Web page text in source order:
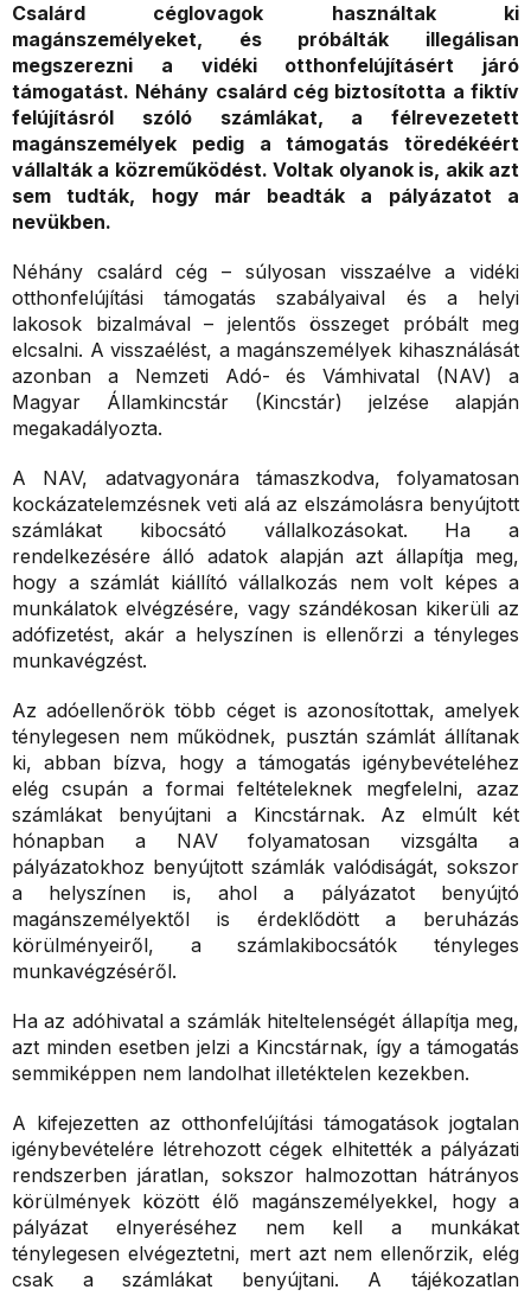
Csalárd céglovagok használtak ki
magánszemélyeket, és próbálták illegálisan
megszerezni a vidéki otthonfelújításért járó
támogatást. Néhány csalárd cég biztosította a fiktív
felújításról szóló számlákat, a félrevezetett
magánszemélyek pedig a támogatás töredékéért
vállalták a közreműködést. Voltak olyanok is, akik azt
sem tudták, hogy már beadták a pályázatot a
nevükben.
Néhány csalárd cég – súlyosan visszaélve a vidéki
otthonfelújítási támogatás szabályaival és a helyi
lakosok bizalmával – jelentős összeget próbált meg
elcsalni. A visszaélést, a magánszemélyek kihasználását
azonban a Nemzeti Adó- és Vámhivatal (NAV) a
Magyar Államkincstár (Kincstár) jelzése alapján
megakadályozta.
A NAV, adatvagyonára támaszkodva, folyamatosan
kockázatelemzésnek veti alá az elszámolásra benyújtott
számlákat kibocsátó vállalkozásokat. Ha a
rendelkezésére álló adatok alapján azt állapítja meg,
hogy a számlát kiállító vállalkozás nem volt képes a
munkálatok elvégzésére, vagy szándékosan kikerüli az
adófizetést, akár a helyszínen is ellenőrzi a tényleges
munkavégzést.
Az adóellenőrök több céget is azonosítottak, amelyek
ténylegesen nem működnek, pusztán számlát állítanak
ki, abban bízva, hogy a támogatás igénybevételéhez
elég csupán a formai feltételeknek megfelelni, azaz
számlákat benyújtani a Kincstárnak. Az elmúlt két
hónapban a NAV folyamatosan vizsgálta a
pályázatokhoz benyújtott számlák valódiságát, sokszor
a helyszínen is, ahol a pályázatot benyújtó
magánszemélyektől is érdeklődött a beruházás
körülményeiről, a számlakibocsátók tényleges
munkavégzéséről.
Ha az adóhivatal a számlák hiteltelenségét állapítja meg,
azt minden esetben jelzi a Kincstárnak, így a támogatás
semmiképpen nem landolhat illetéktelen kezekben.
A kifejezetten az otthonfelújítási támogatások jogtalan
igénybevételére létrehozott cégek elhitették a pályázati
rendszerben járatlan, sokszor halmozottan hátrányos
körülmények között élő magánszemélyekkel, hogy a
pályázat elnyeréséhez nem kell a munkákat
ténylegesen elvégeztetni, mert azt nem ellenőrzik, elég
csak a számlákat benyújtani. A tájékozatlan